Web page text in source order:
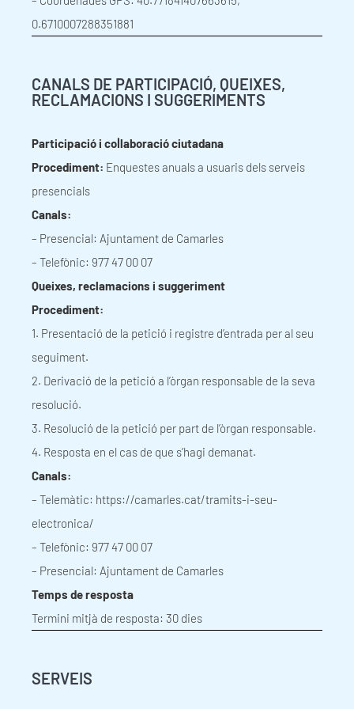
0.6710007288351881
CANALS DE PARTICIPACIÓ, QUEIXES,
RECLAMACIONS I SUGGERIMENTS
Participació i col·laboracióciutadana
Procediment: Enquestes anuals a usuaris dels serveis
presencials
Canals:
– Presencial: Ajuntament de Camarles
– Telefònic: 977 47 00 07
Queixes, reclamacions i suggeriment
Procediment:
1. Presentació de la petició i registre d’entrada per al seu
seguiment.
2. Derivació de la petició a l’òrgan responsable de la seva
resolució.
3. Resolució de la petició per part de l’òrgan responsable.
4. Resposta en el cas de que s’hagi demanat.
Canals:
– Telemàtic: https://camarles.cat/tramits-i-seu-
electronica/
– Telefònic: 977 47 00 07
– Presencial: Ajuntament de Camarles
Temps de resposta
Termini mitjà de resposta: 30 dies
SERVEIS